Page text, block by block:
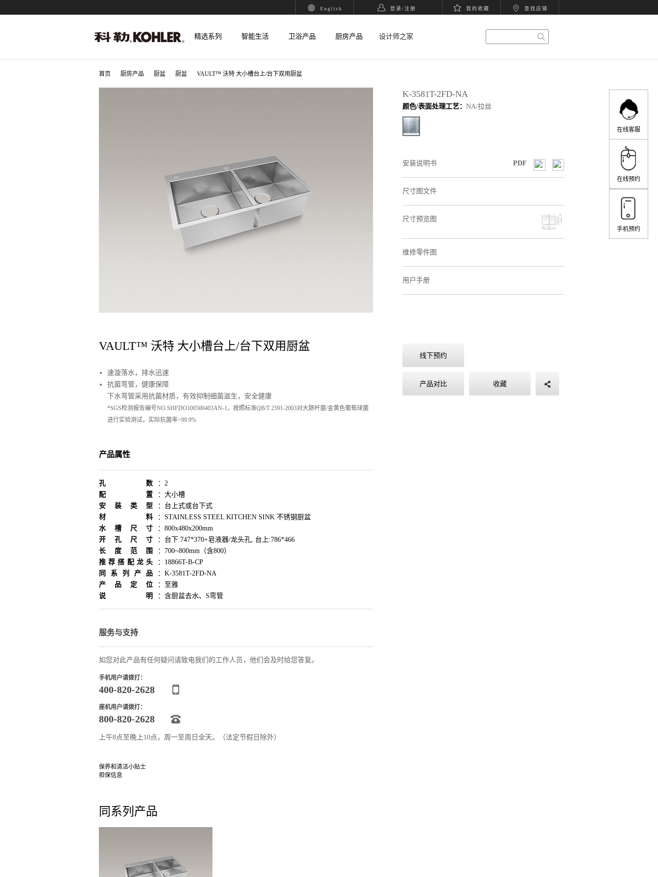
English 登录/注册 我的收藏 查找店铺
精选系列 智能生活 卫浴产品 厨房产品 设计师之家
首页 厨房产品 厨盆 厨盆 VAULT™ 沃特 大小槽台上/台下双用厨盆
VAULT™ 沃特 大小槽台上/台下双用厨盆
速漩落水，排水迅速
抗菌弯管，健康保障
下水弯管采用抗菌材质，有效抑制细菌滋生，安全健康
*SGS检测报告编号NO.SHFDO100500403AN-1，按照标准QB/T 2591-2003对大肠杆菌/金黄色葡萄球菌
进行实验测试，实际抗菌率>99.9%
产品属性
孔数 ： 2
配置
： 大小槽
安装类型
： 台上式或台下式
材料
： STAINLESS STEEL KITCHEN SINK 不锈钢厨盆
水槽尺寸
： 800x480x200mm
开孔尺寸
： 台下:747*370+皂液器/龙头孔, 台上:786*466
长度范围
： 700~800mm（含800）
推荐搭配龙头
： 18866T-B-CP
同系列产品
： K-3581T-2FD-NA
产品定位
： 至雅
说明
： 含厨盆去水、S弯管
服务与支持
如您对此产品有任何疑问请致电我们的工作人员，他们会及时给您答复。
手机用户请拨打：
400-820-2628
座机用户请拨打：
800-820-2628
上午8点至晚上10点，周一至周日全天。（法定节假日除外）
保养和清洁小贴士
担保信息
K-3581T-2FD-NA
颜色/表面处理工艺： NA/拉丝
安装说明书 PDF
尺寸图文件
尺寸预览图
维修零件图
用户手册
线下预约
产品对比 收藏
同系列产品
在线客服
在线预约
手机预约